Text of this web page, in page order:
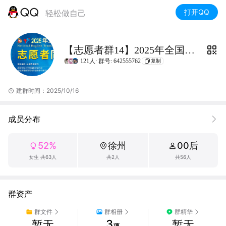
轻松做自己 打开QQ
【志愿者群14】2025年全国英翻赛
121人· 群号: 642555762 复制
建群时间：2025/10/16
成员分布
52%
女生 共63人
徐州
共2人
00后
共56人
群资产
群文件 群相册 群精华